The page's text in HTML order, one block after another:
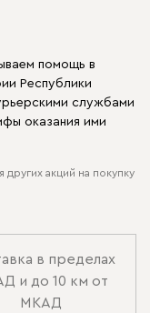
помощь в
Республики
службами
оказания ими
акций на покупку
в пределах
и до 10 км от
МКАД